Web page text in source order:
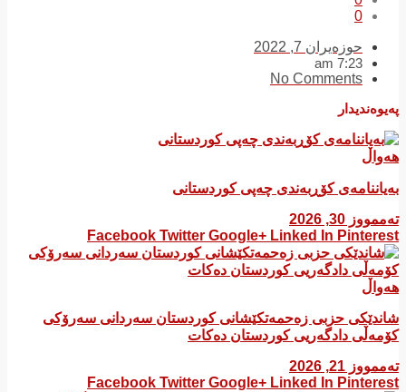
0
حوزه‌یران 7, 2022
7:23 am
No Comments
پەیوەندیدار
هەواڵ
بەیاننامەی کۆڕبەندی چەپی کوردستانی
تەممووز 30, 2026
Facebook Twitter Google+ Linked In Pinterest
هەواڵ
شاندێکی حزبی زەحمەتکێشانی کوردستان سەردانی سەرۆکی
کۆمەڵی دادگەریی کوردستان دەکات
تەممووز 21, 2026
Facebook Twitter Google+ Linked In Pinterest